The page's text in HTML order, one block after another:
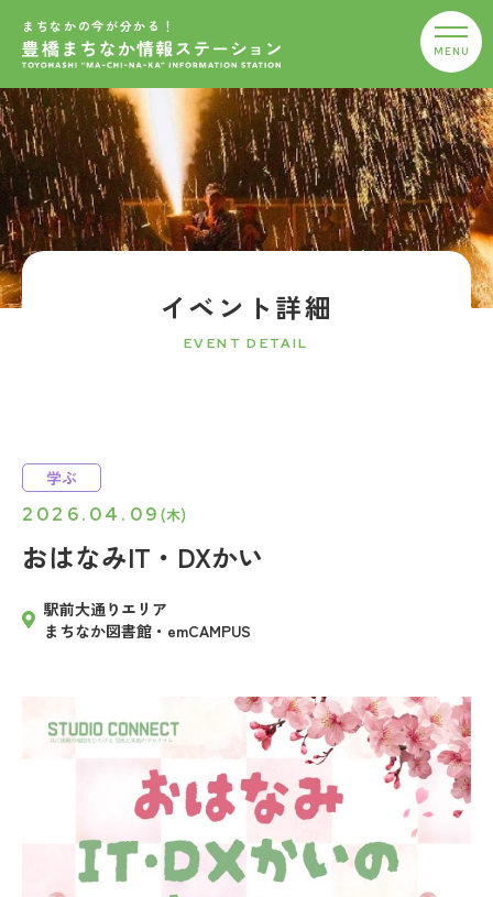
まちなかの今が分かる！
イベント詳細
EVENT DETAIL
おはなみIT・DXかい
2026.04.09 (木)
学ぶ
駅前大通りエリア
まちなか図書館・emCAMPUS